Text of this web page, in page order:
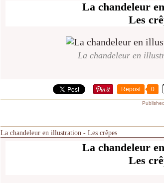
La chandeleur
Les
La chandeleur en
Repost 0
La chandeleur en illustration - Les crêpes
La chandeleur
Les